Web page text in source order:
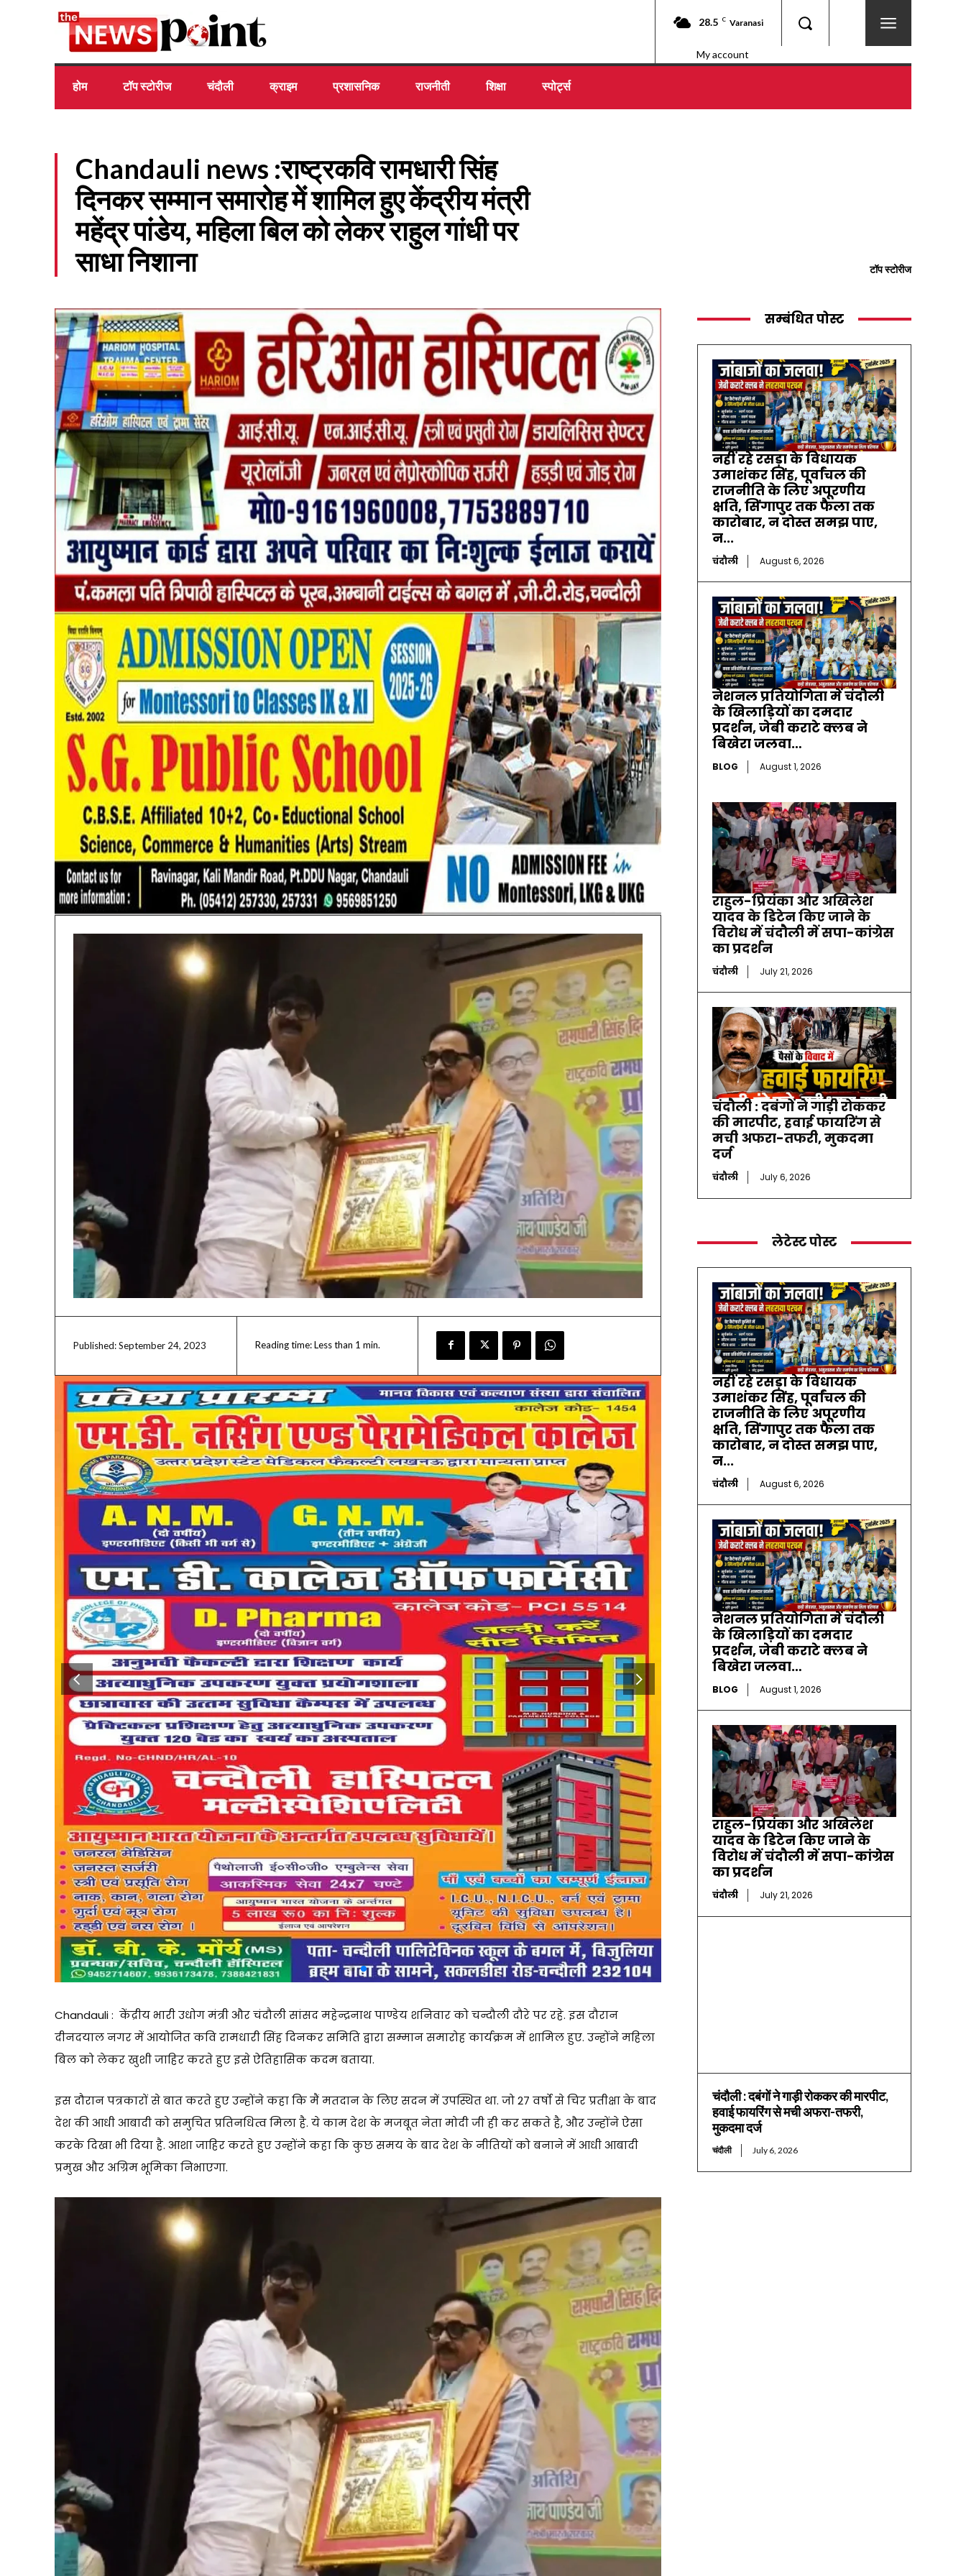
28.5 C Varanasi
My account
होम टॉप स्टोरीज चंदौली क्राइम प्रशासनिक राजनीती शिक्षा स्पोर्ट्स
Chandauli news :राष्ट्रकवि रामधारी सिंह
दिनकर सम्मान समारोह में शामिल हुए केंद्रीय मंत्री
महेंद्र पांडेय, महिला बिल को लेकर राहुल गांधी पर
साधा निशाना
टॉप स्टोरीज
Published:September 24, 2023 Reading time:Less than 1 min.
Chandauli : केंद्रीय भारी उधोग मंत्री और चंदौली सांसद महेन्द्रनाथ पाण्डेय शनिवार को चन्दौली दौरे पर रहे. इस दौरान
दीनदयाल नगर में आयोजित कवि रामधारी सिंह दिनकर समिति द्वारा सम्मान समारोह कार्यक्रम में शामिल हुए. उन्होंने महिला
बिल को लेकर खुशी जाहिर करते हुए इसे ऐतिहासिक कदम बताया.
इस दौरान पत्रकारों से बात करते हुए उन्होंने कहा कि मैं मतदान के लिए सदन में उपस्थित था. जो 27 वर्षो से चिर प्रतीक्षा के बाद
देश की आधी आबादी को समुचित प्रतिनधित्व मिला है. ये काम देश के मजबूत नेता मोदी जी ही कर सकते है, और उन्होंने ऐसा
करके दिखा भी दिया है. आशा जाहिर करते हुए उन्होंने कहा कि कुछ समय के बाद देश के नीतियों को बनाने में आधी आबादी
प्रमुख और अग्रिम भूमिका निभाएगा.
सम्बंधित पोस्ट
नहीं रहे रसड़ा के विधायक
उमाशंकर सिंह, पूर्वांचल की
राजनीति के लिए अपूरणीय
क्षति, सिंगापुर तक फैला तक
कारोबार, न दोस्त समझ पाए,
न...
चंदौली August 6, 2026
नेशनल प्रतियोगिता में चंदौली
के खिलाड़ियों का दमदार
प्रदर्शन, जेबी कराटे क्लब ने
बिखेरा जलवा…
BLOG August 1, 2026
राहुल-प्रियंका और अखिलेश
यादव के डिटेन किए जाने के
विरोध में चंदौली में सपा-कांग्रेस
का प्रदर्शन
चंदौली July 21, 2026
चंदौली : दबंगों ने गाड़ी रोककर
की मारपीट, हवाई फायरिंग से
मची अफरा-तफरी, मुकदमा
दर्ज
चंदौली July 6, 2026
लेटेस्ट पोस्ट
नहीं रहे रसड़ा के विधायक
उमाशंकर सिंह, पूर्वांचल की
राजनीति के लिए अपूरणीय
क्षति, सिंगापुर तक फैला तक
कारोबार, न दोस्त समझ पाए,
न...
चंदौली August 6, 2026
नेशनल प्रतियोगिता में चंदौली
के खिलाड़ियों का दमदार
प्रदर्शन, जेबी कराटे क्लब ने
बिखेरा जलवा…
BLOG August 1, 2026
राहुल-प्रियंका और अखिलेश
यादव के डिटेन किए जाने के
विरोध में चंदौली में सपा-कांग्रेस
का प्रदर्शन
चंदौली July 21, 2026
चंदौली : दबंगों ने गाड़ी रोककर की मारपीट,
हवाई फायरिंग से मची अफरा-तफरी,
मुकदमा दर्ज
चंदौली July 6, 2026